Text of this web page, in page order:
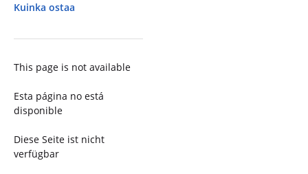
Kuinka ostaa
This page is not available
Esta página no está
disponible
Diese Seite ist nicht
verfügbar